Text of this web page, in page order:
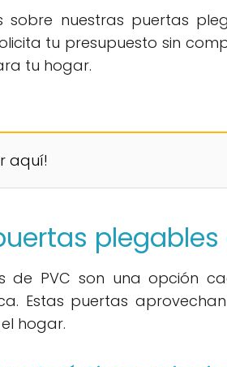
sobre nuestras puertas
tu presupuesto sin
tu hogar.
aquí!
plegables
de PVC son una opción
Estas puertas
hogar.